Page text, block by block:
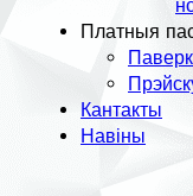
Платныя
Кантакты
Навіны